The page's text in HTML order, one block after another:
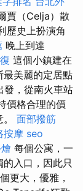
賈（Celja）散
歷史上扮演角
晚上到達
這個小鎮建在
最美麗的定居點
，從南火車站
價格合理的價
面部撥筋
按摩 seo
每個公寓，一
入口，因此只
更大，優雅，